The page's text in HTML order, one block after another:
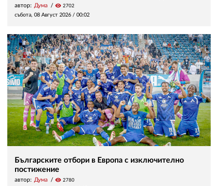
автор: Дума visibility 2702
събота, 08 Август 2026 / 00:02
Българските отбори в Европа с изключително
постижение
автор: Дума visibility 2780